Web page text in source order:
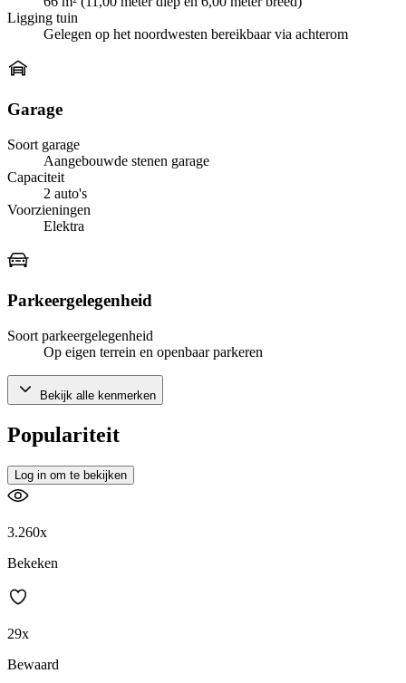
Ligging tuin
Gelegen op het noordwesten bereikbaar via achterom
Garage
Soort garage
Aangebouwde stenen garage
Capaciteit
2 auto's
Voorzieningen
Elektra
Parkeergelegenheid
Soort parkeergelegenheid
Op eigen terrein en openbaar parkeren
Bekijk alle kenmerken
Populariteit
Log in om te bekijken
3.260x
Bekeken
29x
Bewaard